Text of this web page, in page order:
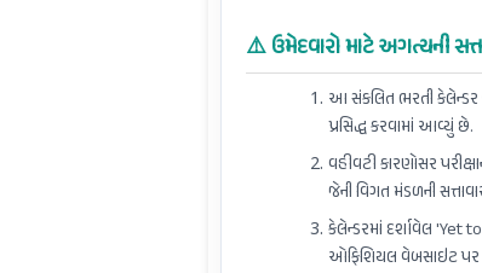
⚠️ ઉમેદવારો માટે અગત્યની
આ સંકલિત ભરતી કેલેન્ડર
પ્રસિદ્ધ કરવામાં આવ્યું છે.
વહીવટી કારણોસર
જેની વિગત મંડળની
કેલેન્ડરમાં દર્શાવેલ 'Yet
ઓફિશિયલ વેબસાઇટ પર